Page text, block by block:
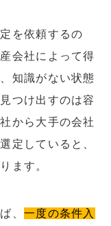
を依頼するの
会社によって得
知識がない状態
つけ出すのは容
から大手の会社
定していると、
ます。
、一度の条件入